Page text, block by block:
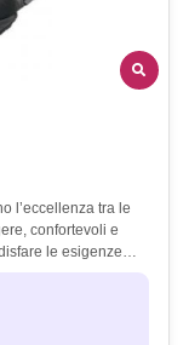
l’eccellenza tra le
confortevoli e
le esigenze…